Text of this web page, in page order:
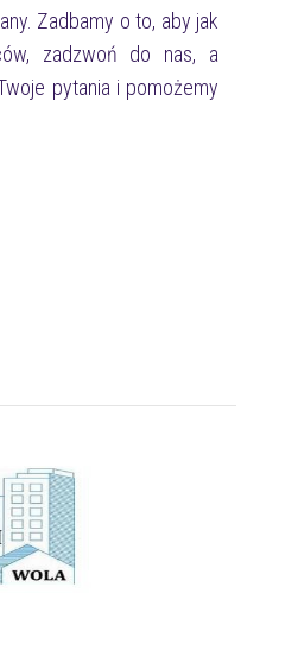
Zadbamy o to, aby jak
zadzwoń do nas, a
pytania i pomożemy